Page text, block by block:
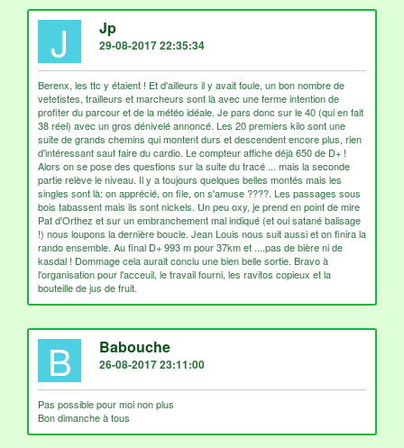
J Jp
29-08-2017 22:35:34
Berenx, les ttc y étaient ! Et d'ailleurs il y avait foule, un bon nombre de
vetetistes, trailleurs et marcheurs sont là avec une ferme intention de
profiter du parcour et de la météo idéale. Je pars donc sur le 40 (qui en fait
38 réel) avec un gros dénivelé annoncé. Les 20 premiers kilo sont une
suite de grands chemins qui montent durs et descendent encore plus, rien
d'intéressant sauf faire du cardio. Le compteur affiche déjà 650 de D+ !
Alors on se pose des questions sur la suite du tracé ... mais la seconde
partie relève le niveau. Il y a toujours quelques belles montés mais les
singles sont là: on apprécié, on file, on s'amuse ????. Les passages sous
bois tabassent mais ils sont nickels. Un peu oxy, je prend en point de mire
Pat d'Orthez et sur un embranchement mal indiqué (et oui satané balisage
!) nous loupons la dernière boucle. Jean Louis nous suit aussi et on finira la
rando ensemble. Au final D+ 993 m pour 37km et ....pas de bière ni de
kasdal ! Dommage cela aurait conclu une bien belle sortie. Bravo à
l'organisation pour l'acceuil, le travail fourni, les ravitos copieux et la
bouteille de jus de fruit.
B Babouche
26-08-2017 23:11:00
Pas possible pour moi non plus
Bon dimanche à tous